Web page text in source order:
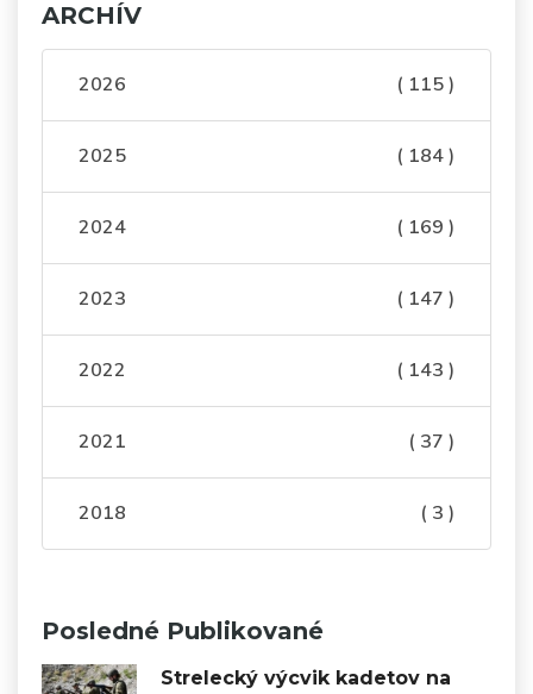
ARCHÍV
2026 ( 115 )
2025 ( 184 )
2024 ( 169 )
2023 ( 147 )
2022 ( 143 )
2021 ( 37 )
2018 ( 3 )
Posledné Publikované
Strelecký výcvik kadetov na